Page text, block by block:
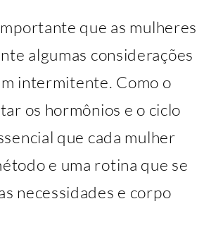
que as mulheres
algumas considerações
intermitente. Como o
os hormônios e o ciclo
que cada mulher
e uma rotina que se
necessidades e corpo